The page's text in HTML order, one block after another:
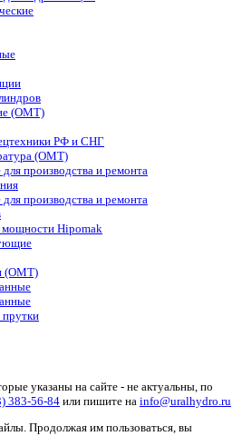
(OMT)
РФ и СНГ
(OMT)
производства и ремонта
производства и ремонта
мощности Hipomak
(OMT)
указаны на сайте - не актуальны, по
383-56-84или пишите на info@uralhydro.ru
Продолжая им пользоваться, вы